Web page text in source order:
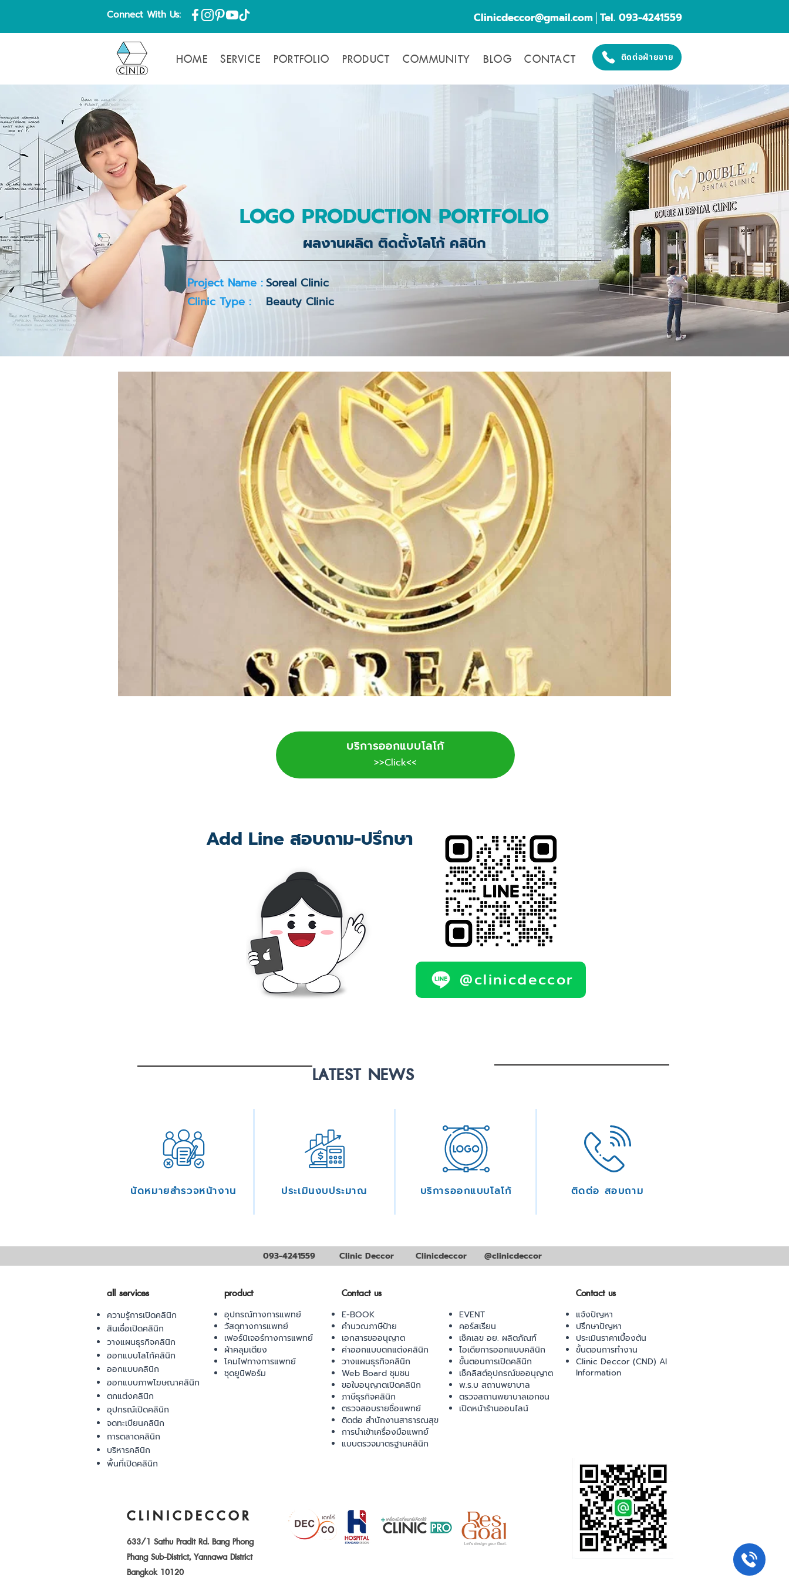
Connect With Us: Clinicdeccor@gmail.com│Tel. 093-4241559
HOME SERVICE PORTFOLIO PRODUCT COMMUNITY BLOG CONTACT ติดต่อฝ่ายขาย
LOGO PRODUCTION PORTFOLIO
ผลงานผลิต ติดตั้งโลโก้ คลินิก
Project Name :Soreal Clinic
Clinic Type :
Beauty Clinic
บริการออกแบบโลโก้
>>Click<<
@clinicdeccor
Add Line สอบถาม-ปรึกษา
LATEST NEWS
นัดหมายสำรวจหน้างาน ประเมินงบประมาณ บริการออกแบบโลโก้ ติดต่อ สอบถาม
093-4241559 Clinic Deccor Clinicdeccor @clinicdeccor
all services
ความรู้การเปิดคลินิก
สินเชื่อเปิดคลินิก
วางแผนธุรกิจคลินิก
ออกแบบโลโก้คลินิก
ออกแบบคลินิก
ออกแบบภาพโฆษณาคลินิก
ตกแต่งคลินิก
อุปกรณ์เปิดคลินิก
จดทะเบียนคลินิก
การตลาดคลินิก
บริหารคลินิก
พื้นที่เปิดคลินิก
product
อุปกรณ์ทางการแพทย์
วัสดุทางการแพทย์
เฟอร์นิเจอร์ทางการแพทย์
ผ้าคลุมเตียง
โคมไฟทางการแพทย์
ชุดยูนิฟอร์ม
Contact us
E-BOOK
คำนวณภาษีป้าย
เอกสารขออนุญาต
ค่าออกแบบตกแต่งคลินิก
วางแผนธุรกิจคลินิก
Web Board ชุมชน
ขอใบอนุญาตเปิดคลินิก
ภาษีธุรกิจคลินิก
ตรวจสอบรายชื่อแพทย์
ติดต่อ สำนักงานสาธารณสุข
การนำเข้าเครื่องมือแพทย์
แบบตรวจมาตรฐานคลินิก
CLINICDECCOR
633/1 Sathu Pradit Rd. Bang Phong
Phang Sub-District, Yannawa District
Bangkok 10120
Contact us
EVENT
คอร์สเรียน
เช็คเลข อย. ผลิตภัณฑ์
ไอเดียการออกแบบคลินิก
ขั้นตอนการเปิดคลินิก
เช็คลิสต์อุปกรณ์ขออนุญาต
พ.ร.บ สถานพยาบาล
ตรวจสถานพยาบาลเอกชน
เปิดหน้าร้านออนไลน์
แจ้งปัญหา
ปรึกษาปัญหา
ประเมินราคาเบื้องต้น
ขั้นตอนการทำงาน
Clinic Deccor (CND) AI
Information